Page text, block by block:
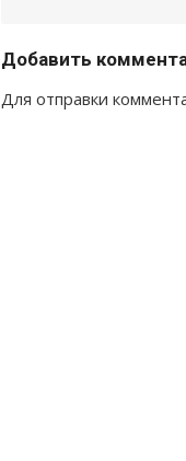
Добавить
Для отправки